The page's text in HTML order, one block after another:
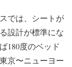
では、シートが
設計が標準にな
180度のベッド
京〜ニューヨー